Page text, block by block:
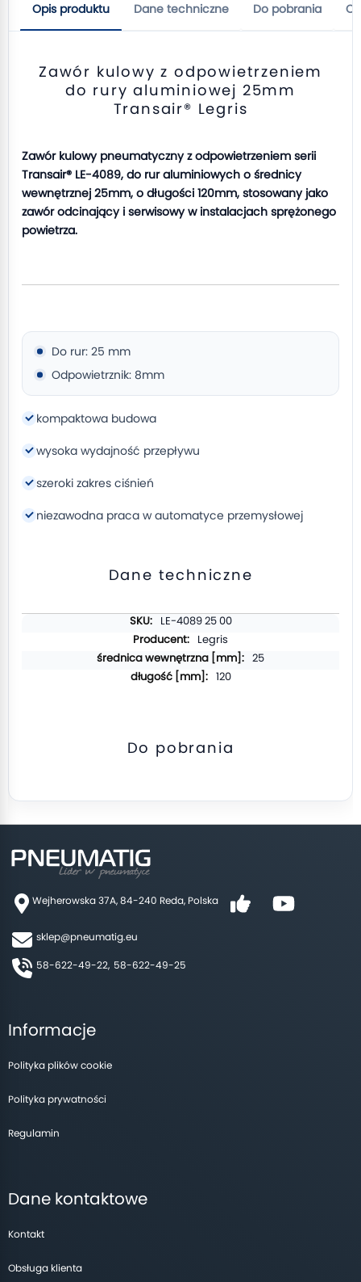
Opis produktu Dane techniczne Do pobrania
Zawór kulowy z odpowietrzeniem
do rury aluminiowej 25mm
Transair® Legris
Zawór kulowy pneumatyczny z odpowietrzeniem serii
Transair® LE-4089, do rur aluminiowych o średnicy
wewnętrznej 25mm, o długości 120mm, stosowany jako
zawór odcinający i serwisowy w instalacjach sprężonego
powietrza.
Do rur: 25 mm
Odpowietrznik: 8mm
kompaktowa budowa
wysoka wydajność przepływu
szeroki zakres ciśnień
niezawodna praca w automatyce przemysłowej
Dane techniczne
LE-4089 25 00
Legris
25
120
Do pobrania
Wejherowska 37A, 84-240 Reda, Polska
sklep@pneumatig.eu
58-622-49-22, 58-622-49-25
Informacje
Polityka plików cookie
Polityka prywatności
Regulamin
Dane kontaktowe
Kontakt
Obsługa klienta